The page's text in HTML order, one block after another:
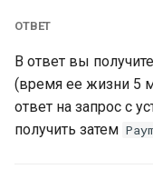
ОТВЕТ
В ответ вы
(время ее жизни 5
ответ на запрос с
получить затем